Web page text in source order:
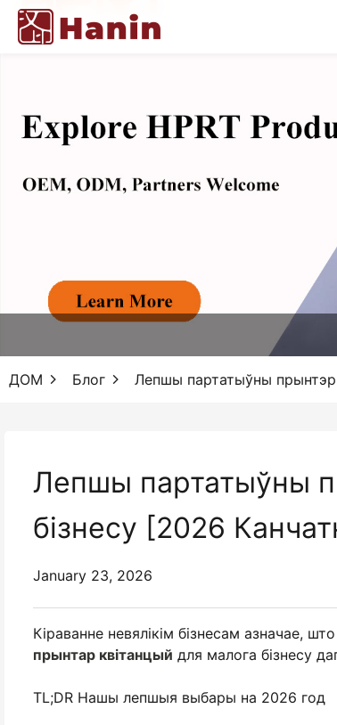
ДОМ Блог Лепшы партатыўны прынтэр
Лепшы партатыўны
бізнесу [2026
January 23, 2026
Кіраванне невялікім бізнесам азначае,
прынтар квітанцый для малога бізнесу
TL;DR Нашы лепшыя выбары на 2026 год